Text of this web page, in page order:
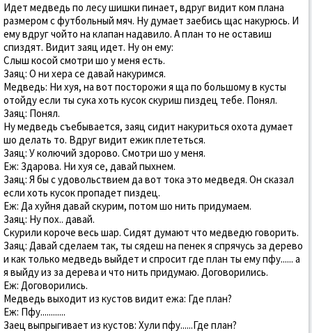
Идет медведь по лесу шишки пинает, вдруг видит ком плана
размером с футбольный мяч. Ну думает заебись щас накурюсь. И
ему вдруг чойто на клапан надавило. А план то не оставиш
спиздят. Видит заяц идет. Ну он ему:
Слыш косой смотри шо у меня есть.
Заяц: О ни хера се давай накуримся.
Медведь: Ни хуя, на вот посторожи я ща по большому в кусты
отойду если ты сука хоть кусок скуриш пиздец тебе. Понял.
Заяц: Понял.
Ну медведь съебывается, заяц сидит накуриться охота думает
шо делать то. Вдруг видит ежик плететься.
Заяц: У колючий здорово. Смотри шо у меня.
Еж: Здарова. Ни хуя се, давай пыхнем.
Заяц: Я бы с удовольствием да вот тока это медведя. Он сказал
если хоть кусок пропадет пиздец.
Еж: Да хуйня давай скурим, потом шо нить придумаем.
Заяц: Ну пох.. давай.
Скурили короче весь шар. Сидят думают что медведю говорить.
Заяц: Давай сделаем так, ты сядеш на пенек я спрячусь за дерево
и как только медведь выйдет и спросит где план ты ему пфу...... а
я выйду из за дерева и что нить придумаю. Договорились.
Еж: Договорились.
Медведь выходит из кустов видит ежа: Где план?
Еж: Пфу............
Заец выпрыгивает из кустов: Хули пфу......Где план?